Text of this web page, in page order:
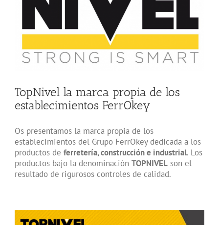
grande
TopNivel la marca propia de los
establecimientos FerrOkey
Os presentamos la marca propia de los
establecimientos del Grupo FerrOkey dedicada a los
productos de ferretería, construcción e industrial. Los
productos bajo la denominación TOPNIVEL son el
resultado de rigurosos controles de calidad.